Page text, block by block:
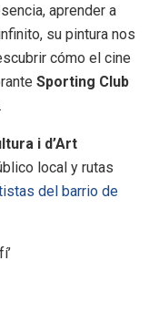
aprender a
su pintura nos
cómo el cine
Sporting Club
i d’Art
local y rutas
del barrio de